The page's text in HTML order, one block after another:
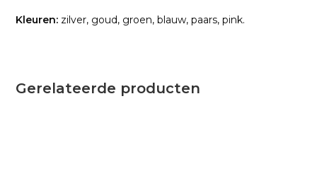
Kleuren: zilver, goud, groen, blauw, paars, pink.
Gerelateerde producten